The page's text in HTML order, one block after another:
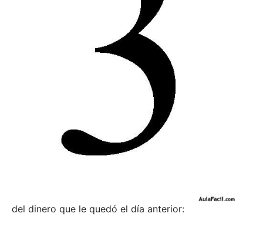
del dinero que le quedó el día anterior: